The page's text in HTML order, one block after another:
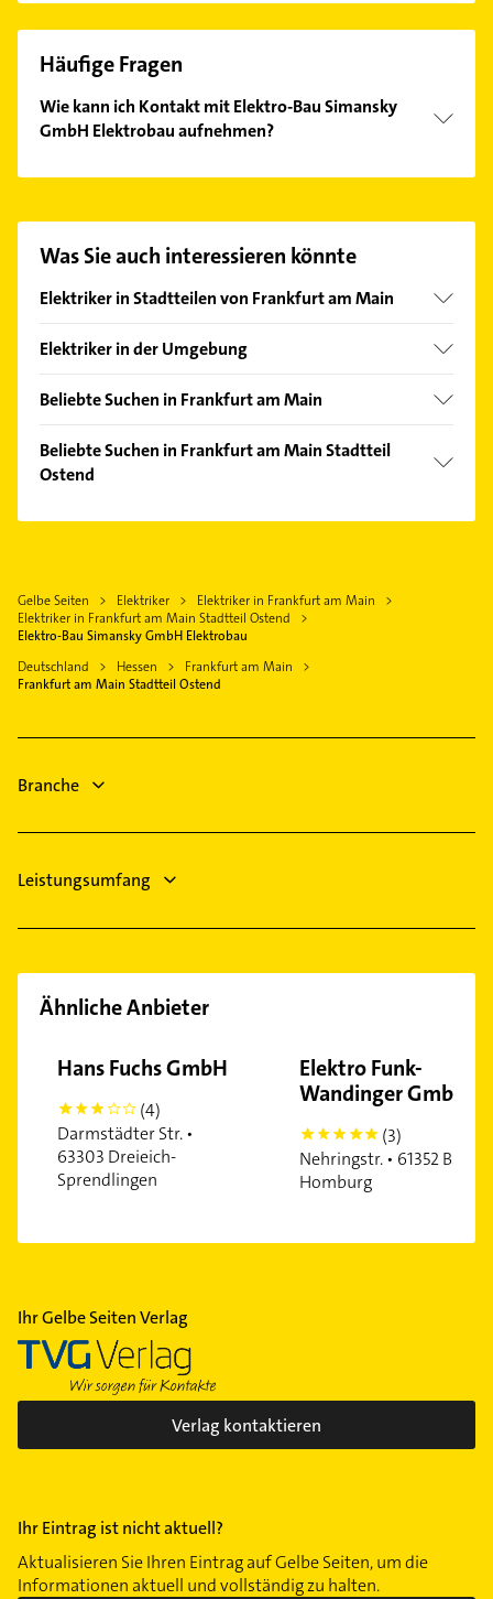
Häufige Fragen
Wie kann ich Kontakt mit Elektro-Bau Simansky
GmbH Elektrobau aufnehmen?
auswählen. Hier finden Sie alleKontaktdaten
Was Sie auch interessieren könnte
Elektriker in Stadtteilen von Frankfurt am Main
Bergen-Enkheim
Bornheim
Eschersheim
Griesheim
Nieder-Eschbach
Niederrad
Nordend-Ost
Oberrad
Sachsenhausen
Seckbach
Sindlingen
Westend-Süd
Elektriker in der Umgebung
Offenbach am Main
Neu-Isenburg
Mühlheim am Main
Bad Homburg v. d. Höhe
Obertshausen
Oberursel (Taunus)
Beliebte Suchen in Frankfurt am Main
Klempner
Gasinstallateur
Kammerjäger
Maler
Logopädie
Beliebte Suchen in Frankfurt am Main Stadtteil
Ostend
Maler
Bauunternehmen
Fensterbauer
Physiotherapie
Gelbe Seiten Elektriker
Elektriker in Frankfurt am Main
Elektriker in Frankfurt am Main Stadtteil Ostend
Elektro-Bau Simansky GmbH Elektrobau
Deutschland
Hessen
Frankfurt am Main
Frankfurt am Main Stadtteil Ostend
Branche
Leistungsumfang
Ähnliche Anbieter
Hans Fuchs GmbH
3
(4)
Darmstädter Str. •
63303 Dreieich-
Sprendlingen
Elektro Funk-
Wandinger GmbH
5
(3)
Nehringstr. • 61352 Bad
Homburg
Ihr Gelbe Seiten Verlag
Verlag kontaktieren
Ihr Eintrag ist nicht aktuell?
Aktualisieren Sie Ihren Eintrag auf Gelbe Seiten, um die
Informationen aktuell und vollständig zu halten.